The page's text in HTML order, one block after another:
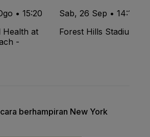
• 15:20
Health at
-
Sab, 26 Sep • 14:15
Forest Hills Stadium
berhampiran New York